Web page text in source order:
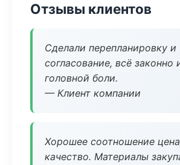
Отзывы клиентов
Сделали перепланировку и
согласование, всё законно
головной боли.
— Клиент компании
Хорошее соотношение
качество. Материалы